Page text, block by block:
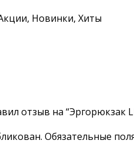
Новинки, Хиты
отзыв на “Эргорюкзак
Обязательные